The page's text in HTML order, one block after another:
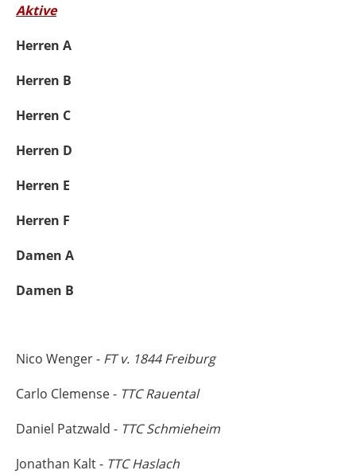
Aktive
Herren A
Herren B
Herren C
Herren D
Herren E
Herren F
Damen A
Damen B
Nico Wenger - FT v. 1844 Freiburg
Carlo Clemense - TTC Rauental
Daniel Patzwald - TTC Schmieheim
Jonathan Kalt - TTC Haslach